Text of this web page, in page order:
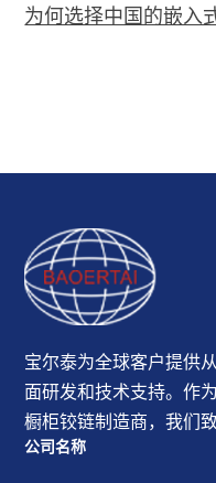
为何选择中国的嵌入
宝尔泰为全球客户提供
面研发和技术支持。作
橱柜铰链制造商，我们
公司名称